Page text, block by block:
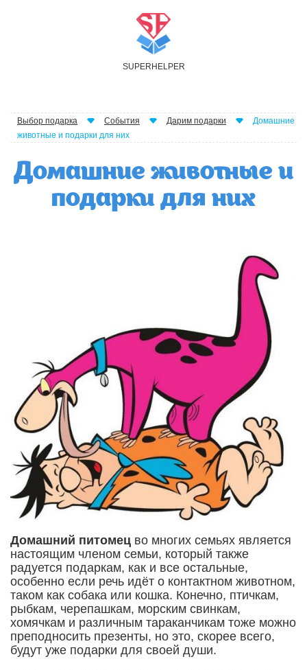
SUPER H ELPER
Выбор подарка События Дарим подарки
Домашние
животные и подарки для них
Домашние животные и
подарки для них
Домашний питомец во многих семьях является
настоящим членом семьи, который также
радуется подаркам, как и все остальные,
особенно если речь идёт о контактном животном,
таком как собака или кошка. Конечно, птичкам,
рыбкам, черепашкам, морским свинкам,
хомячкам и различным тараканчикам тоже можно
преподносить презенты, но это, скорее всего,
будут уже подарки для своей души.